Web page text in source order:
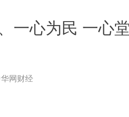
一心为民 一心
网财经